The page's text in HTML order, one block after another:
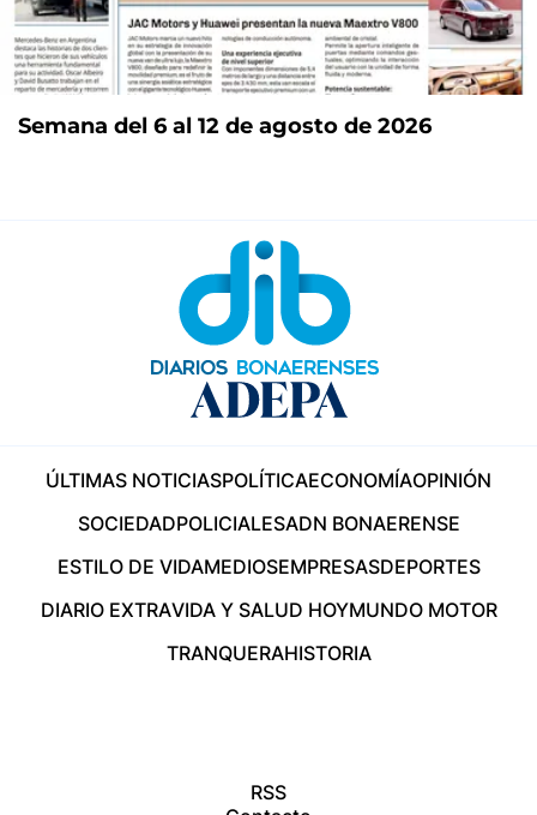
Semana del 6 al 12 de agosto de 2026
ÚLTIMAS NOTICIASPOLÍTICAECONOMÍAOPINIÓN
SOCIEDADPOLICIALESADN BONAERENSE
ESTILO DE VIDAMEDIOSEMPRESASDEPORTES
DIARIO EXTRAVIDA Y SALUD HOYMUNDO MOTOR
TRANQUERAHISTORIA
RSS